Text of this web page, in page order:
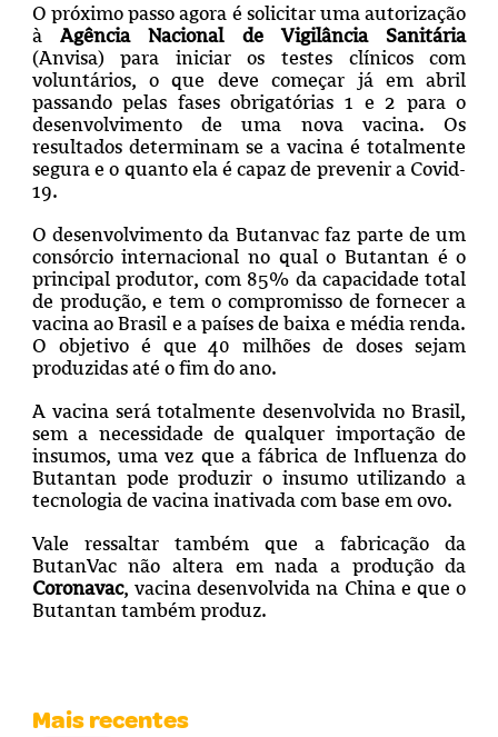
O próximo passo agora é solicitar uma autorização
àAgência Nacional de Vigilância Sanitária
(Anvisa) para iniciar os testes clínicos com
voluntários, o que deve começar já em abril
passando pelas fases obrigatórias 1 e 2 para o
desenvolvimento de uma nova vacina. Os
resultados determinam se a vacina é totalmente
segura e o quanto ela é capaz de prevenir a Covid-
19.
O desenvolvimento da Butanvac faz parte de um
consórcio internacional no qual o Butantan é o
principal produtor, com 85% da capacidade total
de produção, e tem o compromisso de fornecer a
vacina ao Brasil e a países de baixa e média renda.
O objetivo é que 40 milhões de doses sejam
produzidas até o fim do ano.
A vacina será totalmente desenvolvida no Brasil,
sem a necessidade de qualquer importação de
insumos, uma vez que a fábrica de Influenza do
Butantan pode produzir o insumo utilizando a
tecnologia de vacina inativada com base em ovo.
Vale ressaltar também que a fabricação da
ButanVac não altera em nada a produção da
Coronavac, vacina desenvolvida na China e que o
Butantan também produz.
Mais recentes